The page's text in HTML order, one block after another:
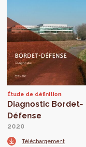
Étude de définition
Diagnostic Bordet-
Défense
2020
Téléchargement